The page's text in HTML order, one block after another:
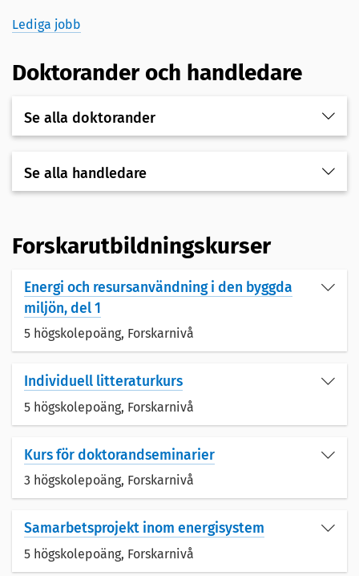
Lediga jobb
Doktorander och handledare
Se alla doktorander
Se alla handledare
Forskarutbildningskurser
Energi och resursanvändning i den byggda
miljön, del 1
5 högskolepoäng, Forskarnivå
Individuell litteraturkurs
5 högskolepoäng, Forskarnivå
Kurs för doktorandseminarier
3 högskolepoäng, Forskarnivå
Samarbetsprojekt inom energisystem
5 högskolepoäng, Forskarnivå